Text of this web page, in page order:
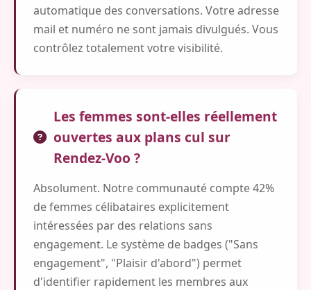
automatique des conversations. Votre adresse
mail et numéro ne sont jamais divulgués. Vous
contrôlez totalement votre visibilité.
Les femmes sont-elles réellement
ouvertes aux plans cul sur
Rendez-Voo ?
Absolument. Notre communauté compte 42%
de femmes célibataires explicitement
intéressées par des relations sans
engagement. Le système de badges ("Sans
engagement", "Plaisir d'abord") permet
d'identifier rapidement les membres aux